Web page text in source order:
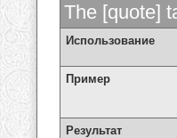
The [quote]
Использование
Пример
Результат